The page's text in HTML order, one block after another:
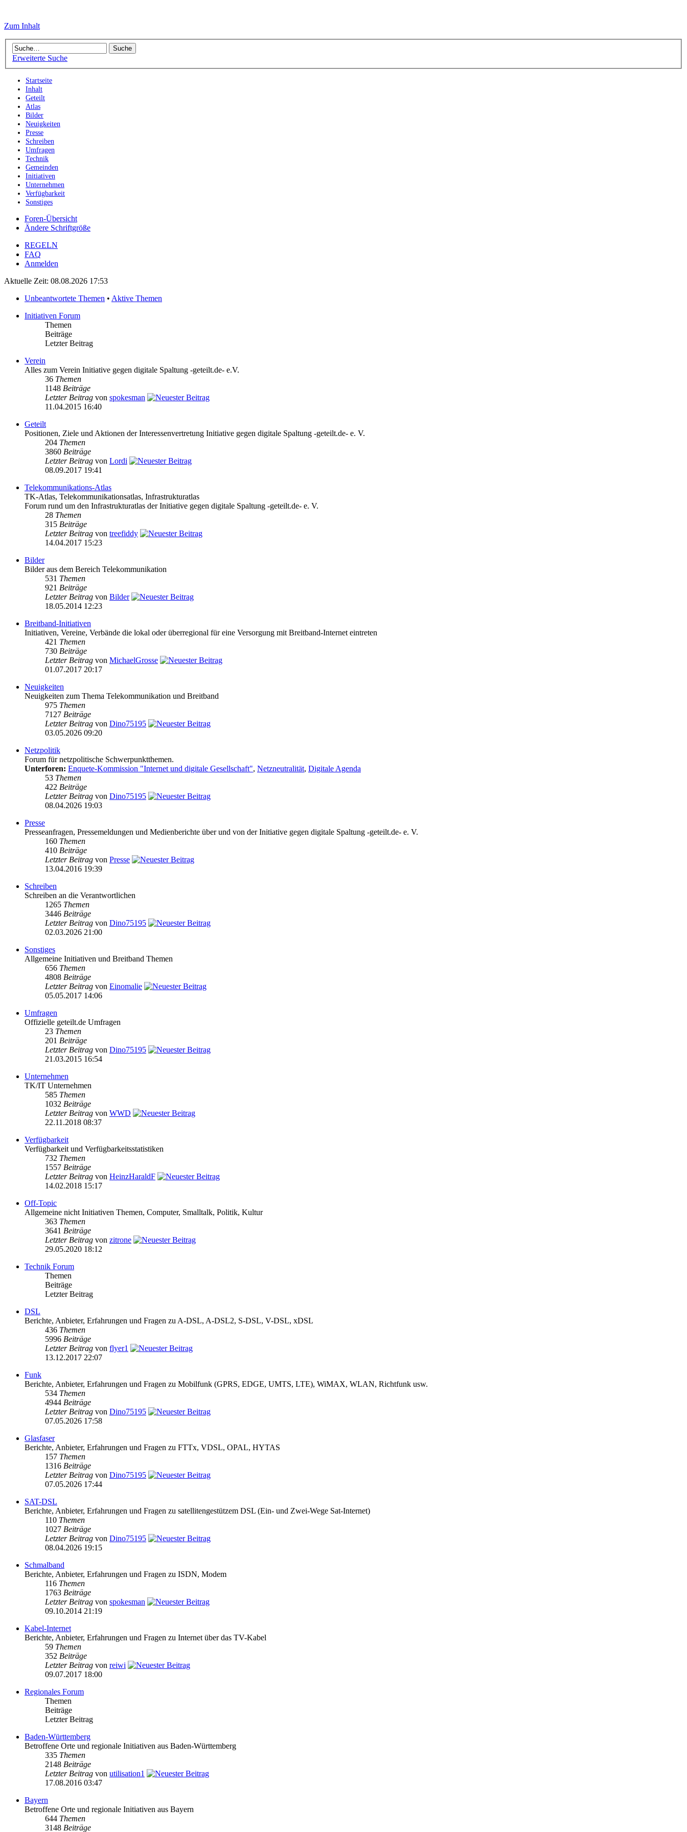
Zum Inhalt
Erweiterte Suche
Startseite
Inhalt
Geteilt
Atlas
Bilder
Neuigkeiten
Presse
Schreiben
Umfragen
Technik
Gemeinden
Initiativen
Unternehmen
Verfügbarkeit
Sonstiges
Foren-Übersicht
Ändere Schriftgröße
REGELN
FAQ
Anmelden
Aktuelle Zeit: 08.08.2026 17:53
Unbeantwortete Themen • Aktive Themen
Initiativen Forum
Themen
Beiträge
Letzter Beitrag
Verein
Alles zum Verein Initiative gegen digitale Spaltung -geteilt.de- e.V.
36 Themen
1148 Beiträge
Letzter Beitrag von spokesman
11.04.2015 16:40
Geteilt
Positionen, Ziele und Aktionen der Interessenvertretung Initiative gegen digitale Spaltung -geteilt.de- e. V.
204 Themen
3860 Beiträge
Letzter Beitrag von Lordi
08.09.2017 19:41
Telekommunikations-Atlas
TK-Atlas, Telekommunikationsatlas, Infrastrukturatlas
Forum rund um den Infrastrukturatlas der Initiative gegen digitale Spaltung -geteilt.de- e. V.
28 Themen
315 Beiträge
Letzter Beitrag von treefiddy
14.04.2017 15:23
Bilder
Bilder aus dem Bereich Telekommunikation
531 Themen
921 Beiträge
Letzter Beitrag von Bilder
18.05.2014 12:23
Breitband-Initiativen
Initiativen, Vereine, Verbände die lokal oder überregional für eine Versorgung mit Breitband-Internet eintreten
421 Themen
730 Beiträge
Letzter Beitrag von MichaelGrosse
01.07.2017 20:17
Neuigkeiten
Neuigkeiten zum Thema Telekommunikation und Breitband
975 Themen
7127 Beiträge
Letzter Beitrag von Dino75195
03.05.2026 09:20
Netzpolitik
Forum für netzpolitische Schwerpunktthemen.
Unterforen: Enquete-Kommission "Internet und digitale Gesellschaft", Netzneutralität, Digitale Agenda
53 Themen
422 Beiträge
Letzter Beitrag von Dino75195
08.04.2026 19:03
Presse
Presseanfragen, Pressemeldungen und Medienberichte über und von der Initiative gegen digitale Spaltung -geteilt.de- e. V.
160 Themen
410 Beiträge
Letzter Beitrag von Presse
13.04.2016 19:39
Schreiben
Schreiben an die Verantwortlichen
1265 Themen
3446 Beiträge
Letzter Beitrag von Dino75195
02.03.2026 21:00
Sonstiges
Allgemeine Initiativen und Breitband Themen
656 Themen
4808 Beiträge
Letzter Beitrag von Einomalie
05.05.2017 14:06
Umfragen
Offizielle geteilt.de Umfragen
23 Themen
201 Beiträge
Letzter Beitrag von Dino75195
21.03.2015 16:54
Unternehmen
TK/IT Unternehmen
585 Themen
1032 Beiträge
Letzter Beitrag von WWD
22.11.2018 08:37
Verfügbarkeit
Verfügbarkeit und Verfügbarkeitsstatistiken
732 Themen
1557 Beiträge
Letzter Beitrag von HeinzHaraldF
14.02.2018 15:17
Off-Topic
Allgemeine nicht Initiativen Themen, Computer, Smalltalk, Politik, Kultur
363 Themen
3641 Beiträge
Letzter Beitrag von zitrone
29.05.2020 18:12
Technik Forum
Themen
Beiträge
Letzter Beitrag
DSL
Berichte, Anbieter, Erfahrungen und Fragen zu A-DSL, A-DSL2, S-DSL, V-DSL, xDSL
436 Themen
5996 Beiträge
Letzter Beitrag von flyer1
13.12.2017 22:07
Funk
Berichte, Anbieter, Erfahrungen und Fragen zu Mobilfunk (GPRS, EDGE, UMTS, LTE), WiMAX, WLAN, Richtfunk usw.
534 Themen
4944 Beiträge
Letzter Beitrag von Dino75195
07.05.2026 17:58
Glasfaser
Berichte, Anbieter, Erfahrungen und Fragen zu FTTx, VDSL, OPAL, HYTAS
157 Themen
1316 Beiträge
Letzter Beitrag von Dino75195
07.05.2026 17:44
SAT-DSL
Berichte, Anbieter, Erfahrungen und Fragen zu satellitengestützem DSL (Ein- und Zwei-Wege Sat-Internet)
110 Themen
1027 Beiträge
Letzter Beitrag von Dino75195
08.04.2026 19:15
Schmalband
Berichte, Anbieter, Erfahrungen und Fragen zu ISDN, Modem
116 Themen
1763 Beiträge
Letzter Beitrag von spokesman
09.10.2014 21:19
Kabel-Internet
Berichte, Anbieter, Erfahrungen und Fragen zu Internet über das TV-Kabel
59 Themen
352 Beiträge
Letzter Beitrag von reiwi
09.07.2017 18:00
Regionales Forum
Themen
Beiträge
Letzter Beitrag
Baden-Württemberg
Betroffene Orte und regionale Initiativen aus Baden-Württemberg
335 Themen
2148 Beiträge
Letzter Beitrag von utilisation1
17.08.2016 03:47
Bayern
Betroffene Orte und regionale Initiativen aus Bayern
644 Themen
3148 Beiträge